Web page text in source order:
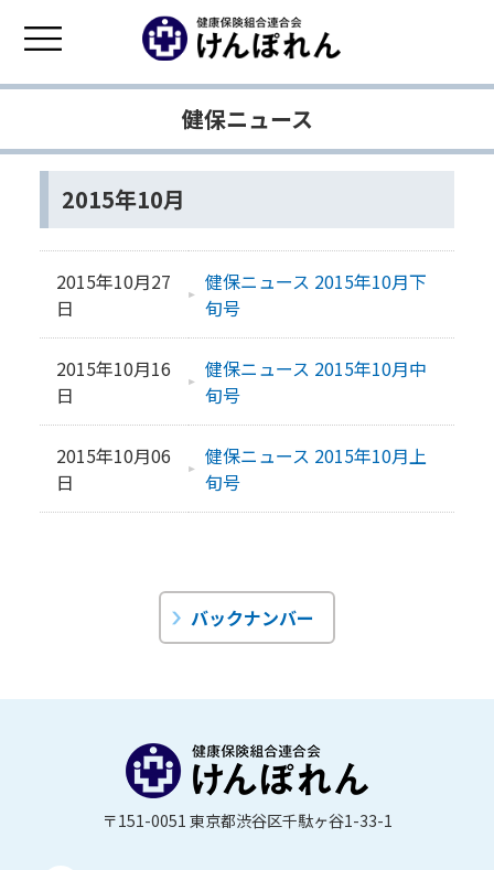
健保ニュース
2015年10月
2015年10月27
日
健保ニュース 2015年10月下
旬号
2015年10月16
日
健保ニュース 2015年10月中
旬号
2015年10月06
日
健保ニュース 2015年10月上
旬号
バックナンバー
〒151-0051 東京都渋谷区千駄ヶ谷1-33-1